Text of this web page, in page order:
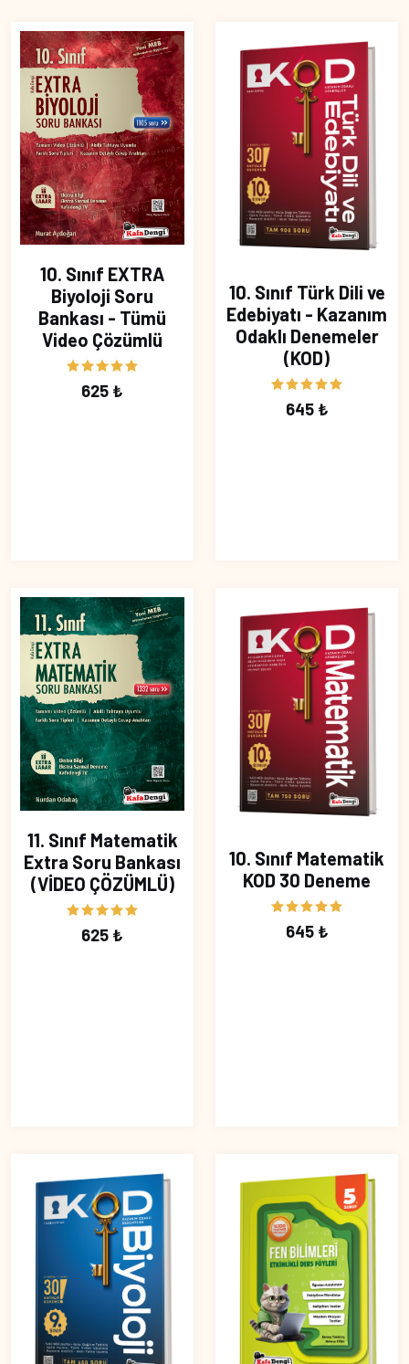
10. Sınıf EXTRA
Biyoloji Soru
Bankası - Tümü
Video Çözümlü
625 ₺
10. Sınıf Türk Dili ve
Edebiyatı - Kazanım
Odaklı Denemeler
(KOD)
645 ₺
11. Sınıf Matematik
Extra Soru Bankası
(VİDEO ÇÖZÜMLÜ)
625 ₺
10. Sınıf Matematik
KOD 30 Deneme
645 ₺